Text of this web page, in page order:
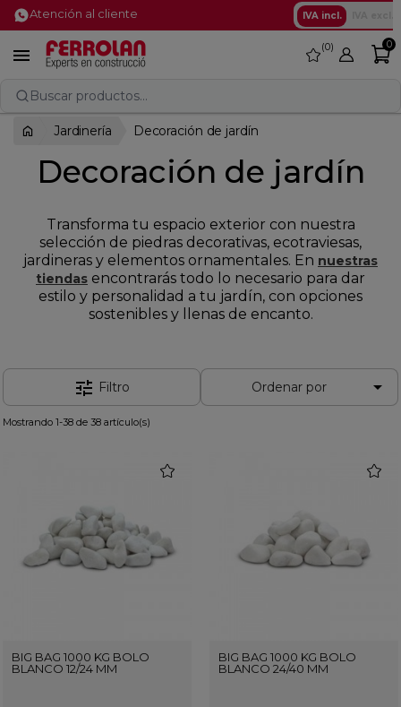
Atención al cliente IVA incl.
 favorite
0 0
Buscar productos...
Jardinería Decoración de jardín
Decoración de jardín
Transforma tu espacio exterior con nuestra
selección de piedras decorativas, ecotraviesas,
jardineras y elementos ornamentales. En nuestras
tiendas encontrarás todo lo necesario para dar
estilo y personalidad a tu jardín, con opciones
sostenibles y llenas de encanto.
tune Filtro Ordenar por 
Mostrando 1-38 de 38 artículo(s)
BIG BAG 1000 KG BOLO
BLANCO 12/24 MM
BIG BAG 1000 KG BOLO
BLANCO 24/40 MM